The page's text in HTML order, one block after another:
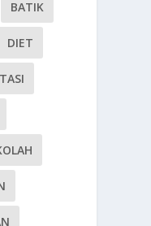
BATIK
DIET